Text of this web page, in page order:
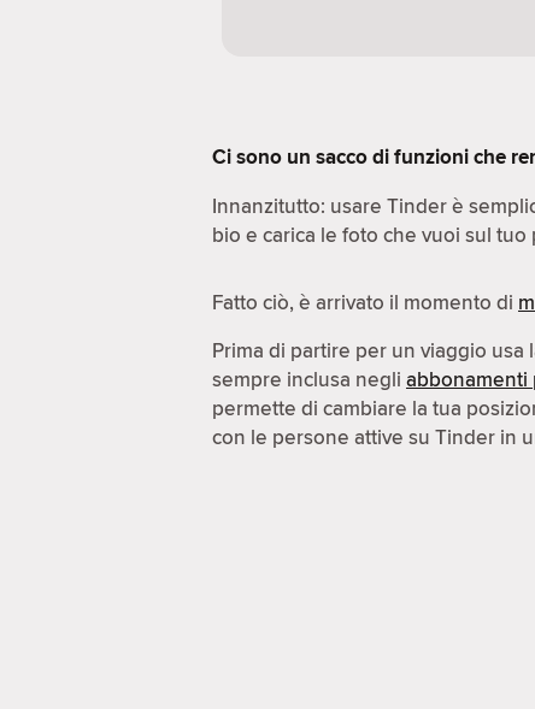
Ci sono un sacco di funzioni che
Innanzitutto: usare Tinder è
bio e carica le foto che vuoi sul tuo
Fatto ciò, è arrivato il momento di
Prima di partire per un viaggio usa
sempre inclusa negli abbonamenti
permette di cambiare la tua
con le persone attive su Tinder in